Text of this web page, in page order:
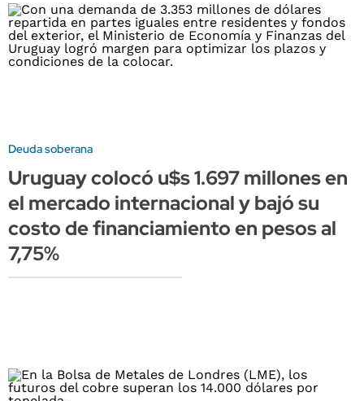
Deuda soberana
Uruguay colocó u$s 1.697 millones en
el mercado internacional y bajó su
costo de financiamiento en pesos al
7,75%